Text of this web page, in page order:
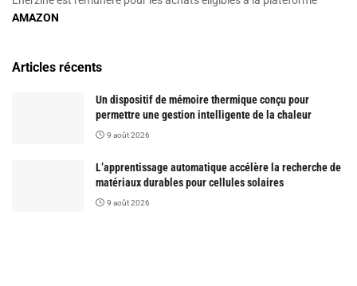
AMAZON
Articles récents
Un dispositif de mémoire thermique conçu pour
permettre une gestion intelligente de la chaleur
9 août 2026
L’apprentissage automatique accélère la recherche de
matériaux durables pour cellules solaires
9 août 2026